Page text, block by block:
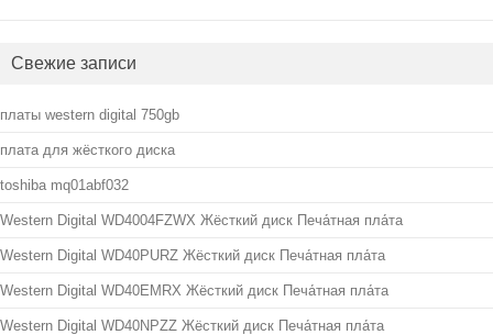
Свежие записи
платы western digital 750gb
плата для жёсткого диска
toshiba mq01abf032
Western Digital WD4004FZWX Жёсткий диск Печа́тная пла́та
Western Digital WD40PURZ Жёсткий диск Печа́тная пла́та
Western Digital WD40EMRX Жёсткий диск Печа́тная пла́та
Western Digital WD40NPZZ Жёсткий диск Печа́тная пла́та